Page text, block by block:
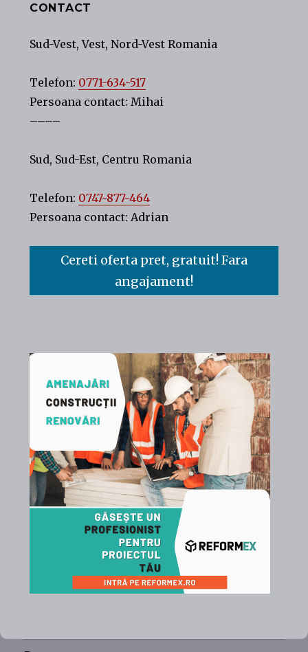
CONTACT
Sud-Vest, Vest, Nord-Vest Romania
Telefon: 0771-634-517
Persoana contact: Mihai
––––
Sud, Sud-Est, Centru Romania
Telefon: 0747-877-464
Persoana contact: Adrian
Cereti oferta pret, gratuit! Fara
angajament!